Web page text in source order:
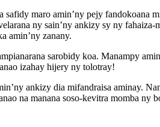
maro amin’ny pejy fandokoana
ny sain’ny ankizy sy ny
amin’ny zanany.
sarobidy koa. Manampy
izahay hijery ny tolotray!
ankizy dia mifandraisa aminay.
na manana soso-kevitra momba ny